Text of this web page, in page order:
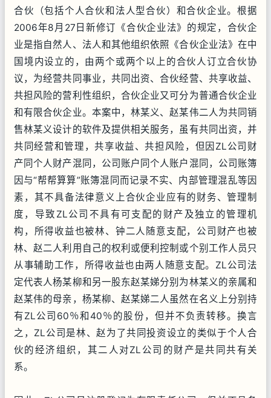
合伙（包括个人合伙和法人型合伙）和合伙企业。根据
2006年8月27日新修订《合伙企业法》的规定，合伙企
业是指自然人、法人和其他组织依照《合伙企业法》在中
国境内设立的，由两个或两个以上的合伙人订立合伙协
议，为经营共同事业，共同出资、合伙经营、共享收益、
共担风险的营利性组织，合伙企业又可分为普通合伙企业
和有限合伙企业。本案中，林某义、赵某伟二人为共同销
售林某义设计的软件及提供相关服务，虽有共同出资，并
共同经营和管理，共享收益、共担风险，但因ZL公司财
产同个人财产混同，公司账户同个人账户混同，公司账簿
因与“帮帮算算”账簿混同而记录不实、内部管理混乱等因
素，其不具备法律意义上合伙企业应有的财务、管理制
度，导致ZL公司不具有可支配的财产及独立的管理机
构，所得收益也被林、钟二人随意支配，公司财产也被
林、赵二人利用自己的权利或便利控制或个别工作人员只
从事辅助工作，所得收益也由两人随意支配。ZL公司法
定代表人杨某柳和另一股东赵某娣分别为林某义的亲属和
赵某伟的母亲，杨某柳、赵某娣二人虽然在名义上分别持
有ZL公司60％和40％的股份，但并不负责转移。换言
之，ZL公司是林、赵为了共同投资设立的类似于个人合
伙的经济组织，其二人对ZL公司的财产是共同共有关
系。